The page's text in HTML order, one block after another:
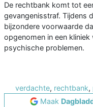
De rechtbank komt tot
gevangenisstraf. Tijdens
bijzondere voorwaarde
opgenomen in een
psychische problemen.
verdachte, rechtbank,
Maak